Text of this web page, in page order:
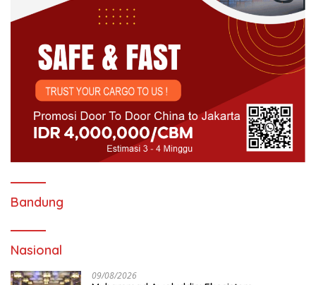
Bandung
Nasional
09/08/2026